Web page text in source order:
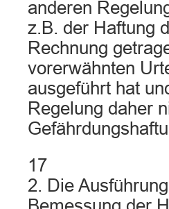
anderen
z.B. der Haftung
Rechnung
vorerwähnten
ausgeführt hat
Regelung daher
17
2. Die